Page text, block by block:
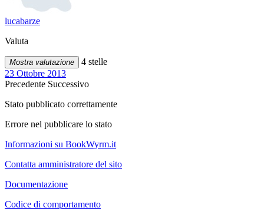
lucabarze
Valuta
Mostra valutazione
4 stelle
23 Ottobre 2013
Precedente Successivo
Stato pubblicato correttamente
Errore nel pubblicare lo stato
Informazioni su BookWyrm.it
Contatta amministratore del sito
Documentazione
Codice di comportamento